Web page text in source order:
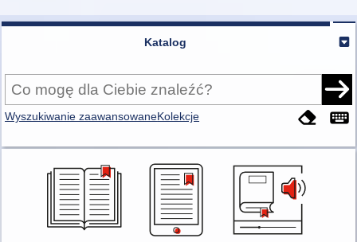
Katalog
Wyszukiwanie zaawansowaneKolekcje